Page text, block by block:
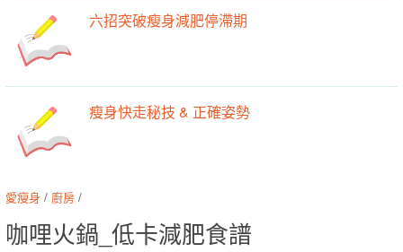
六招突破瘦身減肥停滯期
瘦身快走秘技 & 正確姿勢
愛瘦身 / 廚房 /
咖哩火鍋_低卡減肥食譜